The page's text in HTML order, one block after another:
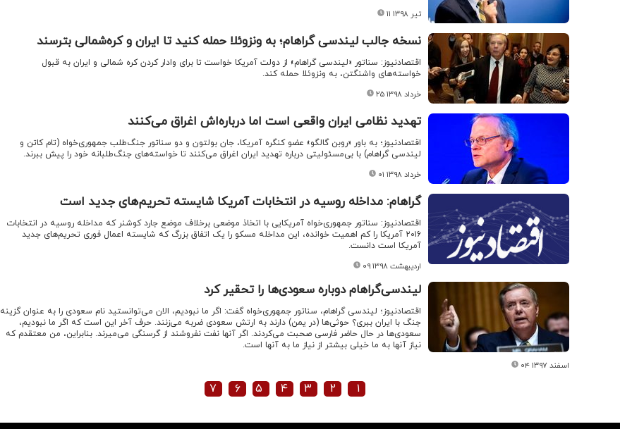
۱۱ تیر ۱۳۹۸
نسخه جالب لیندسی گراهام؛ به ونزوئلا حمله کنید تا ایران و کره‌شمالی بترسند
اقتصادنیوز: سناتور «لیندسی گراهام» از دولت آمریکا خواست تا برای وادار کردن کره شمالی و ایران به قبول
خواسته‌های واشنگتن، به ونزوئلا حمله کند.
۲۵ خرداد ۱۳۹۸
تهدید نظامی ایران واقعی است اما درباره‌اش اغراق می‌کنند
اقتصادنیوز؛ به باور «روبن گالگو» عضو کنگره آمریکا، جان بولتون و دو سناتور جنگ‌طلب جمهوری‌خواه (تام کاتن و
لیندسی گراهام) با بی‌مسئولیتی درباره تهدید ایران اغراق می‌کنند تا خواسته‌های جنگ‌طلبانه خود را پیش ببرند.
۰۱ خرداد ۱۳۹۸
گراهام: مداخله روسیه در انتخابات آمریکا شایسته تحریم‌های جدید است
اقتصادنیوز: سناتور جمهوری‌خواه آمریکایی با اتخاذ موضعی برخلاف موضع جارد کوشنر که مداخله روسیه در انتخابات
۲۰۱۶ آمریکا را کم اهمیت خوانده، این مداخله مسکو را یک اتفاق بزرگ که شایسته اعمال فوری تحریم‌های جدید
آمریکا است دانست.
۰۹ اردیبهشت ۱۳۹۸
لیندسی‌گراهام دوباره سعودی‌ها را تحقیر کرد
اقتصادنیوز؛ لیندسی گراهام، سناتور جمهوری‌خواه گفت: اگر ما نبودیم، الان می‌توانستید نام سعودی را به عنوان گزینه
جنگ با ایران ببری؟ حوثی‌ها (در یمن) دارند به ارتش سعودی ضربه می‌زنند. حرف آخر این است که اگر ما نبودیم،
سعودی‌ها در حال حاضر فارسی صحبت می‌کردند. اگر آنها نفت نفروشند از گرسنگی می‌میرند. بنابراین، من معتقدم که
نیاز آنها به ما خیلی بیشتر از نیاز ما به آنها است.
۰۴ اسفند ۱۳۹۷
۱ ۲ ۳ ۴ ۵ ۶ ۷